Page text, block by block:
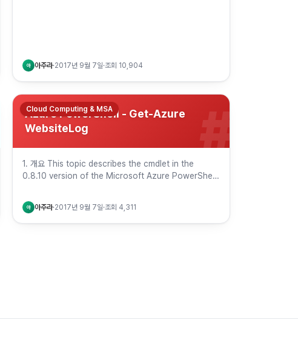
아 아주라·2017년 9월 7일·조회 10,904
Azure PowerShell - Get-​Azure​
Website​Log
#
Cloud Computing & MSA
1. 개요 This topic describes the cmdlet in the
0.8.10 version of the Microsoft Azure PowerShell
아 아주라·2017년 9월 7일·조회 4,311